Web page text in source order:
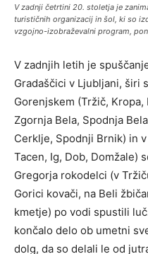
V zadnji četrtini 20. stoletja je
turističnih organizacij in šol, ki so
vzgojno-izobraževalni program,
V zadnjih letih je
Gradaščici v Ljubljani, širi
Gorenjskem (Tržič, Kropa,
Zgornja Bela, Spodnja
Cerklje, Spodnji Brnik) in
Tacen, Ig, Dob, Domžale)
Gregorja rokodelci (v
Gorici kovači, na Beli
kmetje) po vodi spustili
končalo delo ob umetni
dolg, da so delali le od